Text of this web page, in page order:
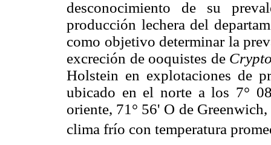
desconocimiento de su
producción lechera del
como objetivo determinar la
excreción de ooquistes de
Holstein en explotaciones de
ubicado en el norte a los 7°
oriente, 71° 56' O de
clima frío con temperatura